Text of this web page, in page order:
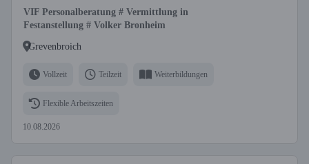
VIF Personalberatung # Vermittlung in
Festanstellung # Volker Bronheim
Grevenbroich
Vollzeit Teilzeit Weiterbildungen
Flexible Arbeitszeiten
10.08.2026